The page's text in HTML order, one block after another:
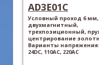
AD3E01C
Условный проход 6 мм,
двухмагнитный,
трехпозиционный,
центрирование
Варианты напряжения:
24DC, 110AC, 220AC